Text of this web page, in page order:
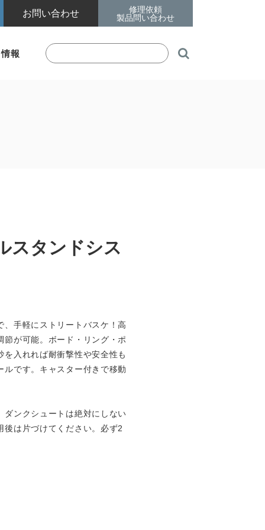
お問い合わせ
修理依頼
製品問い合わせ
報 
スタンドシス
手軽にストリートバスケ！高
が可能。ボード・リング・ポ
入れれば耐衝撃性や安全性も
です。キャスター付きで移動
ンクシュートは絶対にしない
後は片づけてください。必ず2